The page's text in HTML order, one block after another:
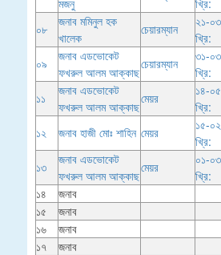
০৮
জনাব মমিনুল হক
খালেক
চেয়ারম্যান
২১-
খ্রি:
০৯
জনাব এডভোকেট
ফখরুল আলম আক্কাছ
চেয়ারম্যান
৩১-
খ্রি:
১১
জনাব এডভোকেট
ফখরুল আলম আক্কাছ
মেয়র
১৪-
খ্রি:
১২
জনাব হাজী মোঃ শাহিন মেয়র
১৫-
খ্রি:
১৩
জনাব এডভোকেট
ফখরুল আলম আক্কাছ
মেয়র
০১-
খ্রি:
১৪
জনাব
১৫
জনাব
১৬
জনাব
১৭
জনাব